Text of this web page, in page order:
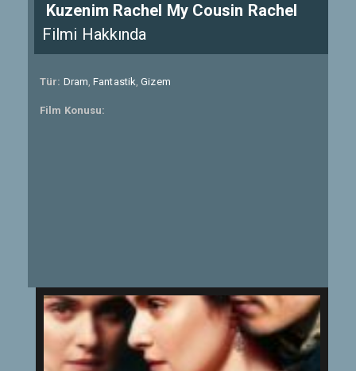
Kuzenim Rachel My Cousin Rachel
Filmi Hakkında
Tür: Dram,Fantastik,Gizem
Film Konusu: